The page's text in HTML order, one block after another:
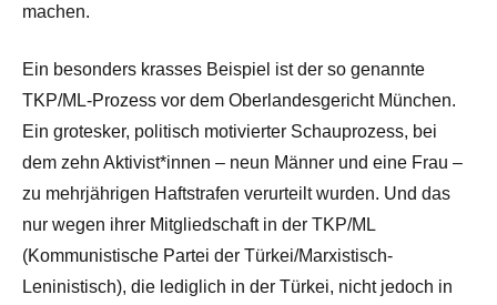
machen.
Ein besonders krasses Beispiel ist der so genannte
TKP/ML-Prozess vor dem Oberlandesgericht München.
Ein grotesker, politisch motivierter Schauprozess, bei
dem zehn Aktivist*innen – neun Männer und eine Frau –
zu mehrjährigen Haftstrafen verurteilt wurden. Und das
nur wegen ihrer Mitgliedschaft in der TKP/ML
(Kommunistische Partei der Türkei/Marxistisch-
Leninistisch), die lediglich in der Türkei, nicht jedoch in